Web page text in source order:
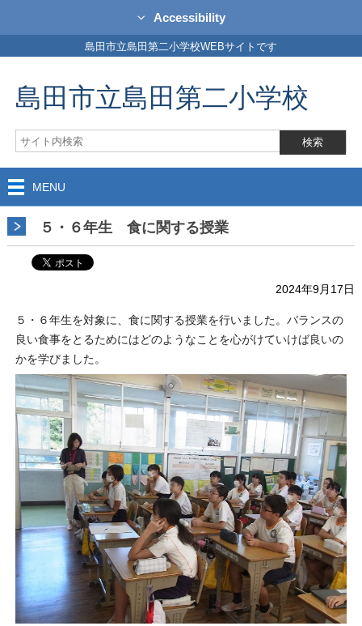
Accessibility
島田市立島田第二小学校WEBサイトです
島田市立島田第二小学校
MENU
５・６年生 食に関する授業
2024年9月17日
５・６年生を対象に、食に関する授業を行いました。バランスの
良い食事をとるためにはどのようなことを心がけていけば良いの
かを学びました。